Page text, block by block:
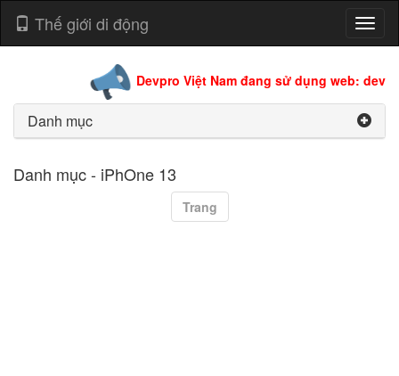
Thế giới di động
Devpro Việt Nam đang sử dụng web:
Danh mục
Danh mục - iPhOne 13
Trang